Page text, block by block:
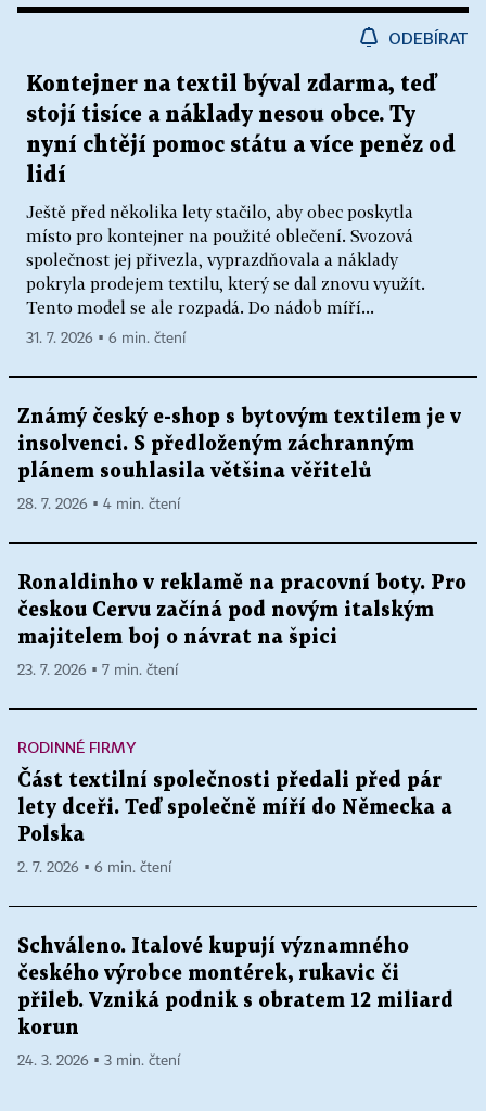
ODEBÍRAT
Kontejner na textil býval zdarma, teď
stojí tisíce a náklady nesou obce. Ty
nyní chtějí pomoc státu a více peněz od
lidí
Ještě před několika lety stačilo, aby obec poskytla
místo pro kontejner na použité oblečení. Svozová
společnost jej přivezla, vyprazdňovala a náklady
pokryla prodejem textilu, který se dal znovu využít.
Tento model se ale rozpadá. Do nádob míří...
31. 7. 2026 ▪ 6 min. čtení
Známý český e-shop s bytovým textilem je v
insolvenci. S předloženým záchranným
plánem souhlasila většina věřitelů
28. 7. 2026 ▪ 4 min. čtení
Ronaldinho v reklamě na pracovní boty. Pro
českou Cervu začíná pod novým italským
majitelem boj o návrat na špici
23. 7. 2026 ▪ 7 min. čtení
RODINNÉ FIRMY
Část textilní společnosti předali před pár
lety dceři. Teď společně míří do Německa a
Polska
2. 7. 2026 ▪ 6 min. čtení
Schváleno. Italové kupují významného
českého výrobce montérek, rukavic či
přileb. Vzniká podnik s obratem 12 miliard
korun
24. 3. 2026 ▪ 3 min. čtení